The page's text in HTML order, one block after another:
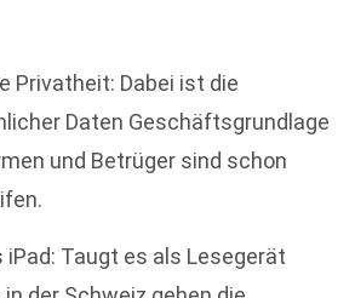
Privatheit: Dabei ist die
Daten Geschäftsgrundlage
und Betrüger sind schon
iPad: Taugt es als Lesegerät